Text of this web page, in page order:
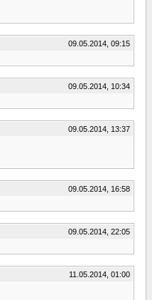
09.05.2014, 09:15
09.05.2014, 10:34
09.05.2014, 13:37
09.05.2014, 16:58
09.05.2014, 22:05
11.05.2014, 01:00